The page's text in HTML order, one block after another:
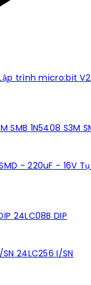
1N5408 S3M
24LC08B DIP
24LC256 I/SN